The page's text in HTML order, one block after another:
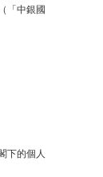
「中銀國
下的個人